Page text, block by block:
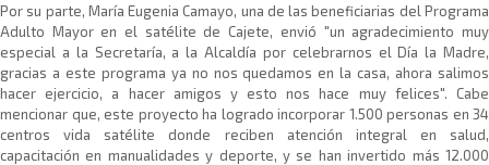
Por su parte, María Eugenia Camayo, una de las beneficiarias del Programa
Adulto Mayor en el satélite de Cajete, envió "un agradecimiento muy
especial a la Secretaría, a la Alcaldía por celebrarnos el Día la Madre,
gracias a este programa ya no nos quedamos en la casa, ahora salimos
hacer ejercicio, a hacer amigos y esto nos hace muy felices". Cabe
mencionar que, este proyecto ha logrado incorporar 1.500 personas en 34
centros vida satélite donde reciben atención integral en salud,
capacitación en manualidades y deporte, y se han invertido más 12.000